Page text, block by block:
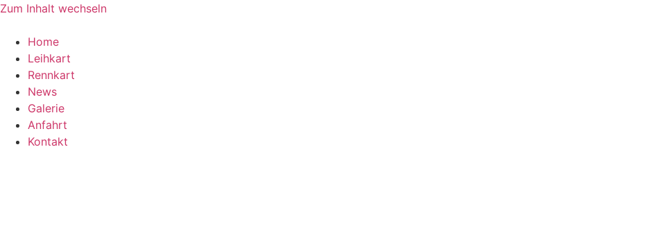
Zum Inhalt wechseln
Home
Leihkart
Rennkart
News
Galerie
Anfahrt
Kontakt